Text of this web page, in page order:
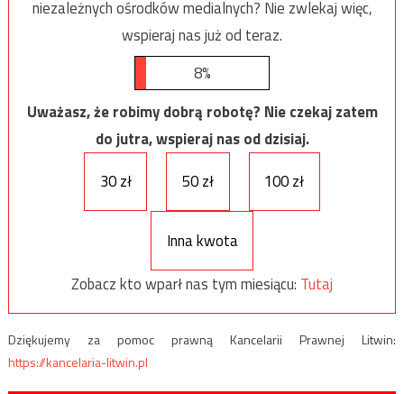
niezależnych ośrodków medialnych? Nie zwlekaj więc,
wspieraj nas już od teraz.
8%
Uważasz, że robimy dobrą robotę? Nie czekaj zatem
do jutra, wspieraj nas od dzisiaj.
30 zł
50 zł 100 zł
Inna kwota
Zobacz kto wparł nas tym miesiącu: Tutaj
Dziękujemy za pomoc prawną Kancelarii Prawnej Litwin:
https://kancelaria-litwin.pl